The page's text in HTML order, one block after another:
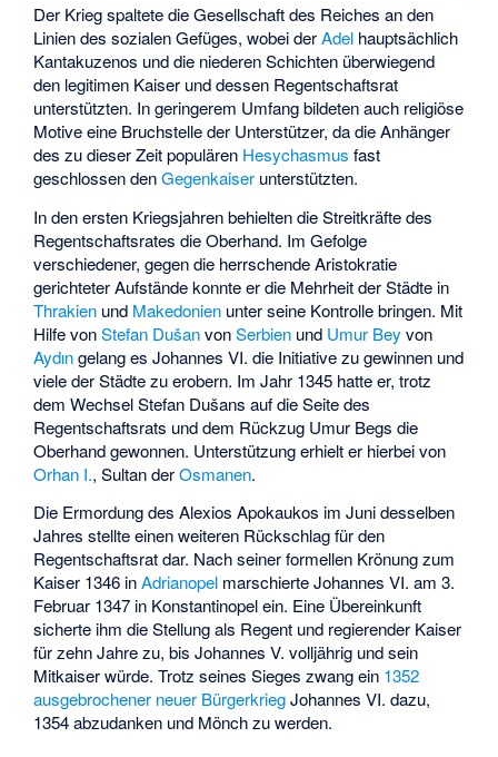
Der Krieg spaltete die Gesellschaft des Reiches an den
Linien des sozialen Gefüges, wobei derAdel hauptsächlich
Kantakuzenos und die niederen Schichten überwiegend
den legitimen Kaiser und dessen Regentschaftsrat
unterstützten. In geringerem Umfang bildeten auch religiöse
Motive eine Bruchstelle der Unterstützer, da die Anhänger
des zu dieser Zeit populären Hesychasmus fast
geschlossen denGegenkaiser unterstützten.
In den ersten Kriegsjahren behielten die Streitkräfte des
Regentschaftsrates die Oberhand. Im Gefolge
verschiedener, gegen die herrschende Aristokratie
gerichteter Aufstände konnte er die Mehrheit der Städte in
Thrakien und Makedonien unter seine Kontrolle bringen. Mit
Hilfe vonStefan DušanvonSerbien und Umur Bey von
Aydıngelang es Johannes VI. die Initiative zu gewinnen und
viele der Städte zu erobern. Im Jahr 1345 hatte er, trotz
dem Wechsel Stefan Dušans auf die Seite des
Regentschaftsrats und dem Rückzug Umur Begs die
Oberhand gewonnen. Unterstützung erhielt er hierbei von
Orhan I., Sultan derOsmanen.
Die Ermordung des Alexios Apokaukos im Juni desselben
Jahres stellte einen weiteren Rückschlag für den
Regentschaftsrat dar. Nach seiner formellen Krönung zum
Kaiser 1346 inAdrianopel marschierte Johannes VI. am 3.
Februar 1347 in Konstantinopel ein. Eine Übereinkunft
sicherte ihm die Stellung als Regent und regierender Kaiser
für zehn Jahre zu, bis Johannes V. volljährig und sein
Mitkaiser würde. Trotz seines Sieges zwang ein 1352
ausgebrochener neuer BürgerkriegJohannes VI. dazu,
1354 abzudanken und Mönch zu werden.